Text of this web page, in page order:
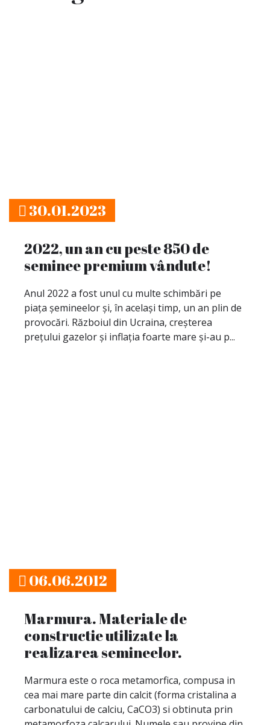
30.01.2023
2022, un an cu peste 850 de
seminee premium vândute!
Anul 2022 a fost unul cu multe schimbări pe
piața șemineelor și, în același timp, un an plin de
provocări. Războiul din Ucraina, creșterea
prețului gazelor și inflația foarte mare și-au p...
06.06.2012
Marmura. Materiale de
constructie utilizate la
realizarea semineelor.
Marmura este o roca metamorfica, compusa in
cea mai mare parte din calcit (forma cristalina a
carbonatului de calciu, CaCO3) si obtinuta prin